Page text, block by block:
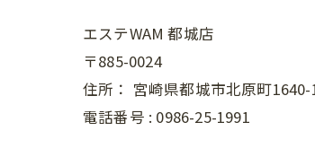
エステWAM 都城店
〒885-0024
住所： 宮崎県都城市北原町1640-
電話番号 : 0986-25-1991